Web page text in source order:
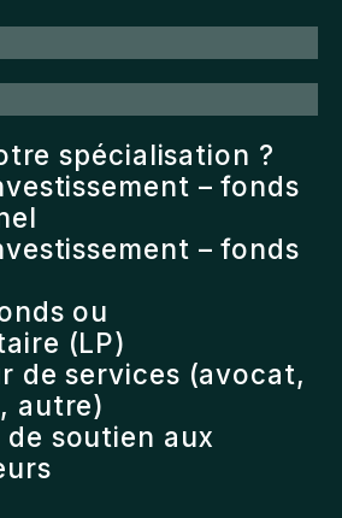
spécialisation ?
– fonds
– fonds
ou
(LP)
de services (avocat,
autre)
de soutien aux